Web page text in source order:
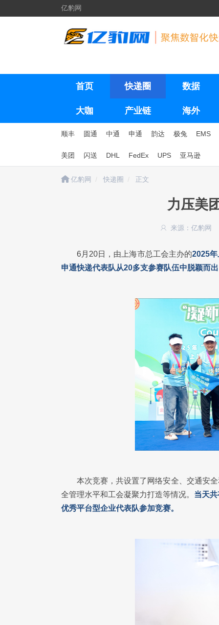
亿豹网
首页 快递圈 数据
大咖 产业链 海外
顺丰 圆通 中通 申通 韵达 极兔 EMS
美团 闪送 DHL FedEx UPS 亚马逊
亿豹网 快递圈 正文
力压美
来源：亿豹网
6月20日，由上海市总工会主办的2025
申通快递代表队从20多支参赛队伍中脱颖而
本次竞赛，共设置了网络安全、交通安
全管理水平和工会凝聚力打造等情况。 当天
优秀平台型企业代表队参加竞赛。